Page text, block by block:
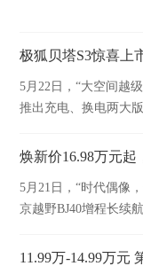
极狐贝塔S3惊喜上
5月22日，“大空间越
推出充电、换电两大
5月21日，“时代偶像
京越野BJ40增程长续
11.99万-14.99万元